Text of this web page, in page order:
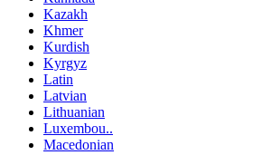
Kazakh
Khmer
Kurdish
Kyrgyz
Latin
Latvian
Lithuanian
Luxembou..
Macedonian